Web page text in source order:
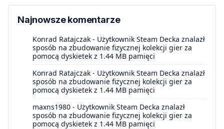
Najnowsze komentarze
Konrad Ratajczak - Użytkownik Steam Decka znalazł
sposób na zbudowanie fizycznej kolekcji gier za
pomocą dyskietek z 1.44 MB pamięci
Konrad Ratajczak - Użytkownik Steam Decka znalazł
sposób na zbudowanie fizycznej kolekcji gier za
pomocą dyskietek z 1.44 MB pamięci
maxns1980 - Użytkownik Steam Decka znalazł
sposób na zbudowanie fizycznej kolekcji gier za
pomocą dyskietek z 1.44 MB pamięci